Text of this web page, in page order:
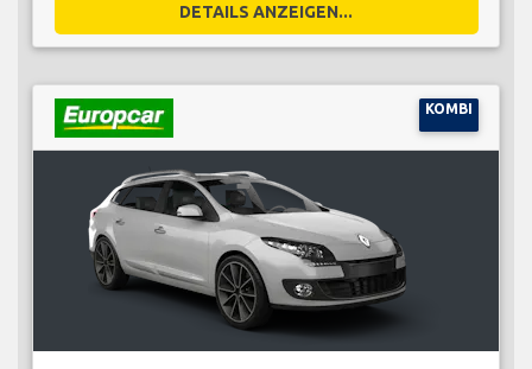
DETAILS ANZEIGEN...
KOMBI